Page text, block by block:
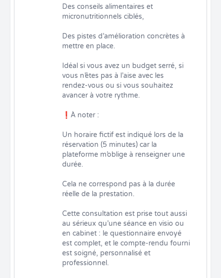
Des conseils alimentaires et
micronutritionnels ciblés,
Des pistes d’amélioration concrètes à
mettre en place.
Idéal si vous avez un budget serré, si
vous n’êtes pas à l’aise avec les
rendez-vous ou si vous souhaitez
avancer à votre rythme.
❗À noter :
Un horaire fictif est indiqué lors de la
réservation (5 minutes) car la
plateforme m’oblige à renseigner une
durée.
Cela ne correspond pas à la durée
réelle de la prestation.
Cette consultation est prise tout aussi
au sérieux qu’une séance en visio ou
en cabinet : le questionnaire envoyé
est complet, et le compte-rendu fourni
est soigné, personnalisé et
professionnel.